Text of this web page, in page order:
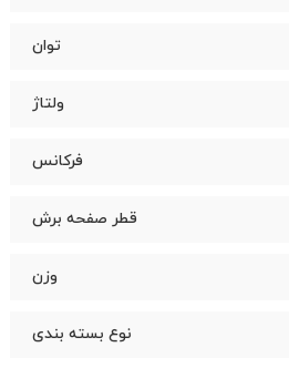
توان
ولتاژ
فرکانس
قطر صفحه برش
وزن
نوع بسته بندی